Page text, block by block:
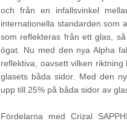
och från en infallsvinkel
internationella standarden som
som reflekteras från ett glas,
ögat. Nu med den nya Alpha
reflektiva, oavsett vilken
glasets båda sidor. Med den
upp till 25% på båda sidor av
Fördelarna med Crizal